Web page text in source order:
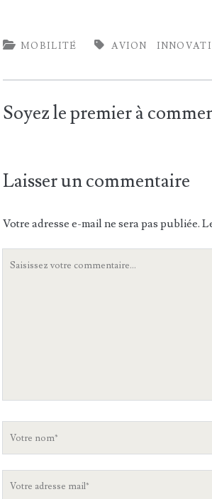
MOBILITÉ AVION
Soyez le premier à
Laisser un commentaire
Votre adresse e-mail ne sera pas publiée.